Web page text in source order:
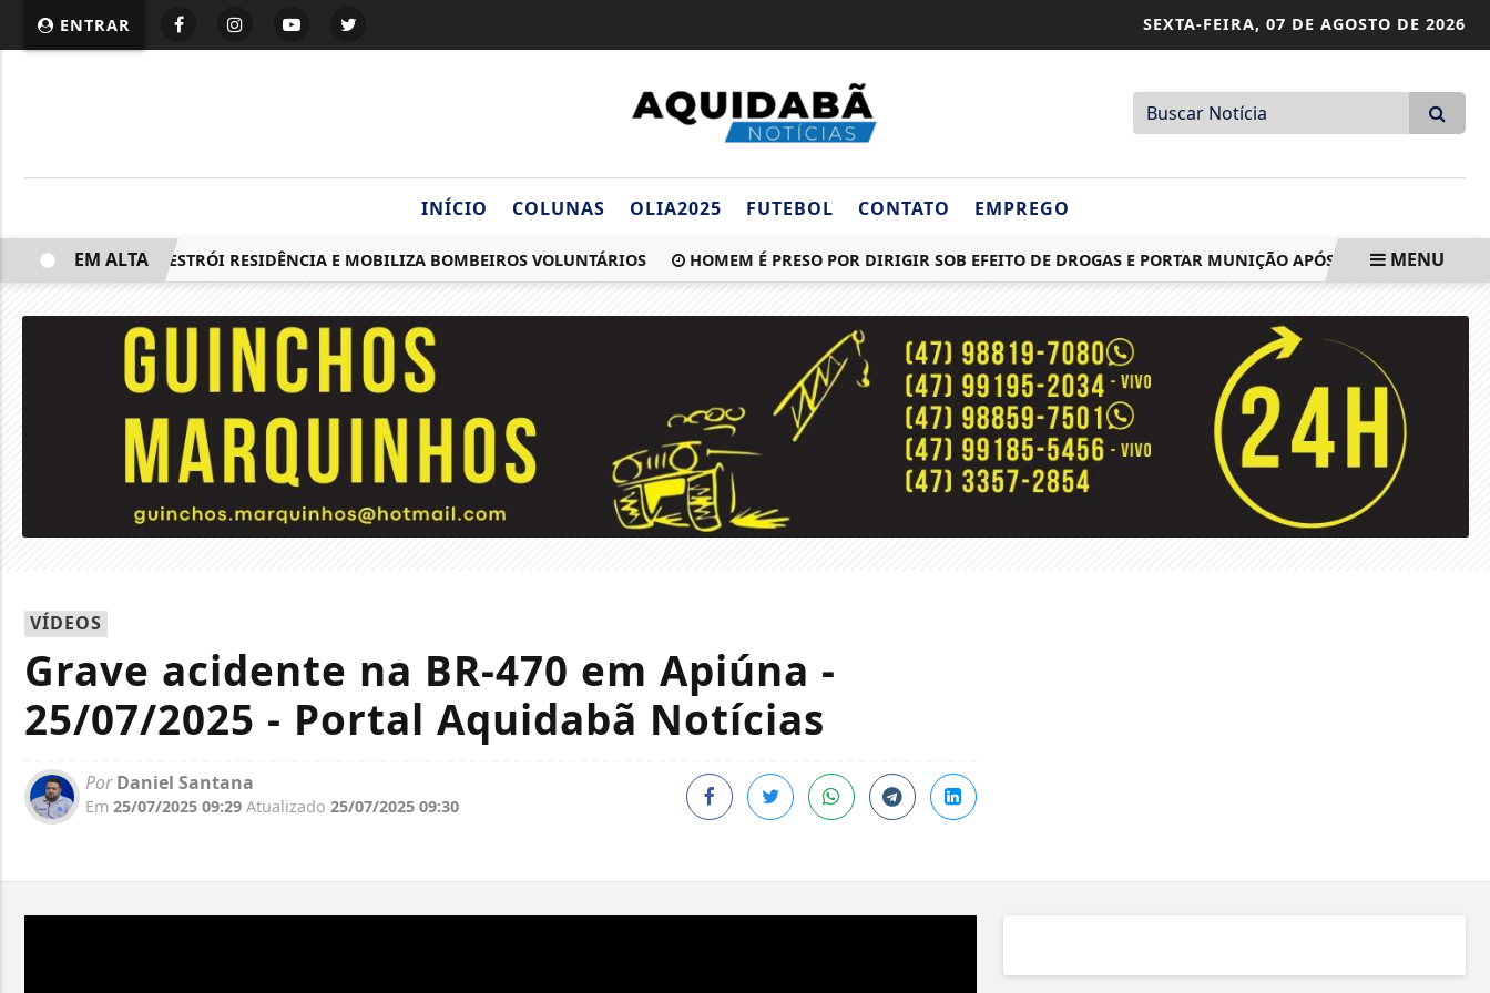
ENTRAR SEXTA-FEIRA, 07 DE AGOSTO DE 2026
INÍCIO COLUNAS OLIA2025 FUTEBOL CONTATO EMPREGO
INCÊNDIO DESTRÓI RESIDÊNCIA E MOBILIZA BOMBEIROS VOLUNTÁRIOS HOMEM É PRESO POR DIRIGIR SOB EFEITO DE DROGAS E PORTAR MUNIÇÃO APÓS OCORRÊNCIA
EM ALTA MENU
VÍDEOS
Grave acidente na BR-470 em Apiúna -
25/07/2025 - Portal Aquidabã Notícias
PorDaniel Santana
Em 25/07/2025 09:29 Atualizado 25/07/2025 09:30